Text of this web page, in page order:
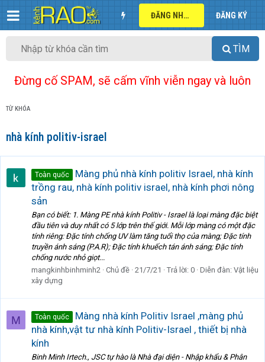
ĐĂNG NHẬP ĐĂNG KÝ
TÌM
Đừng cố SPAM, sẽ cấm vĩnh viễn ngay và luôn
TỪ KHÓA
nhà kính politiv-israel
Toàn quốc
Màng phủ nhà kính politiv Israel, nhà kính
trồng rau, nhà kính politiv israel, nhà kính phơi nông
sản
Bạn có biết: 1. Màng PE nhà kính Politiv - Israel là loại màng đặc biệt
đầu tiên và duy nhất có 5 lớp trên thế giới. Mỗi lớp màng có một đặc
tính riêng: Đặc tính chống UV làm tăng tuổi thọ của màng; Đặc tính
truyền ánh sáng (P.A.R); Đặc tính khuếch tán ánh sáng; Đặc tính
chống nước nhỏ giọt...
mangkinhbinhminh2 Chủ đề 21/7/21 Trả lời: 0 Diễn đàn: Vật liệu
xây dựng
M Toàn quốc
Màng nhà kính Politiv Israel ,màng phủ
nhà kính,vật tư nhà kính Politiv-Israel , thiết bị nhà
kính
Binh Minh Irtech., JSC tự hào là Nhà đại diện - Nhập khẩu & Phân